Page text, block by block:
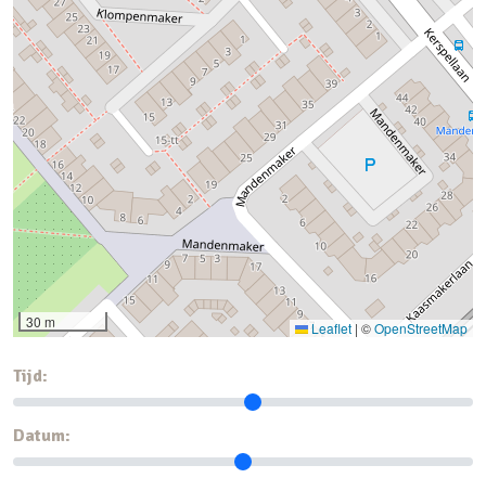
30 m Leaflet | ©OpenStreetMap
Tijd:
Datum: